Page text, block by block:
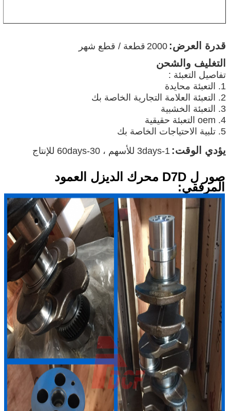
قدرة العرض: 2000 قطعة / قطع شهر
التغليف والشحن
تفاصيل التعبئة :
1. التعبئة محايدة
2. التعبئة العلامة التجارية الخاصة بك
3. التعبئة الخشبية
4. oem التعبئة حقيقية
5. تلبية الاحتياجات الخاصة بك
يؤدي الوقت: 1-3days للأسهم ، 30-60days للإنتاج
صور ل D7D محرك الديزل العمود
المرفقي: